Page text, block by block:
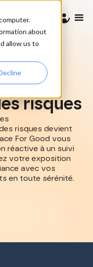
about
allow us to
risques
risques devient
For Good vous
réactive à un suivi
votre exposition
avec vos
en toute sérénité.